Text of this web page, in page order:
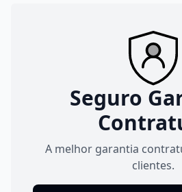
Seguro
A melhor garantia
clientes.